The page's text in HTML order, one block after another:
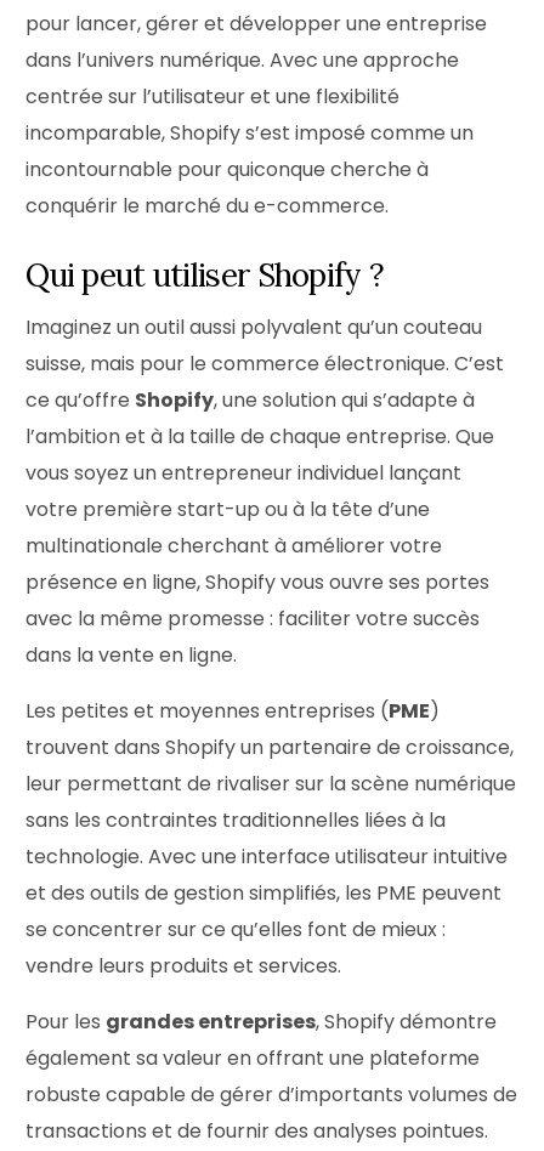
pour lancer, gérer et développer une entreprise
dans l’univers numérique. Avec une approche
centrée sur l’utilisateur et une flexibilité
incomparable, Shopify s’est imposé comme un
incontournable pour quiconque cherche à
conquérir le marché du e-commerce.
Qui peut utiliser Shopify ?
Imaginez un outil aussi polyvalent qu’un couteau
suisse, mais pour le commerce électronique. C’est
ce qu’offre Shopify, une solution qui s’adapte à
l’ambition et à la taille de chaque entreprise. Que
vous soyez un entrepreneur individuel lançant
votre première start-up ou à la tête d’une
multinationale cherchant à améliorer votre
présence en ligne, Shopify vous ouvre ses portes
avec la même promesse : faciliter votre succès
dans la vente en ligne.
Les petites et moyennes entreprises (PME)
trouvent dans Shopify un partenaire de croissance,
leur permettant de rivaliser sur la scène numérique
sans les contraintes traditionnelles liées à la
technologie. Avec une interface utilisateur intuitive
et des outils de gestion simplifiés, les PME peuvent
se concentrer sur ce qu’elles font de mieux :
vendre leurs produits et services.
Pour les grandes entreprises, Shopify démontre
également sa valeur en offrant une plateforme
robuste capable de gérer d’importants volumes de
transactions et de fournir des analyses pointues.